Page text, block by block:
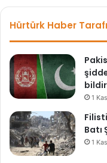
Hürtürk Haber
1
Batı
1